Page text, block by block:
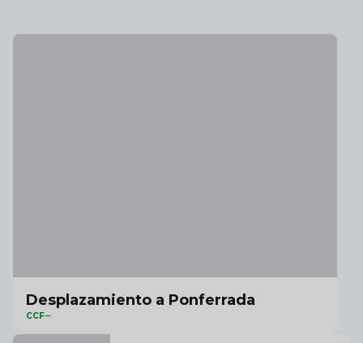
Desplazamiento a Ponferrada
CCF